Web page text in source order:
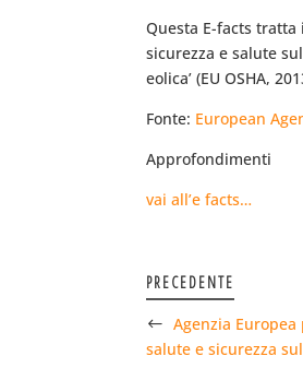
Questa E-facts tratta
sicurezza e salute
eolica’ (EU OSHA,
Fonte: European
Approfondimenti
vai all’e facts…
PRECEDENTE
Agenzia
salute e sicurezza